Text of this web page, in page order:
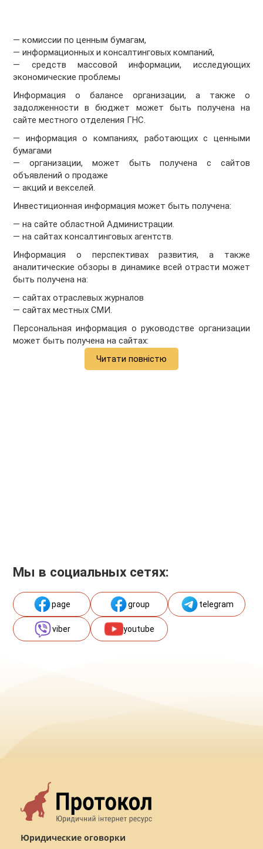
— комиссии по ценным бумагам,
— информационных и консалтинговых компаний,
— средств массовой информации, исследующих
экономические проблемы
Информация о балансе организации, а также о
задолженности в бюджет может быть получена на
сайте местного отделения ГНС.
— информация о компаниях, работающих с ценными
бумагами
— организации, может быть получена с сайтов
объявлений о продаже
— акций и векселей.
Инвестиционная информация может быть получена:
— на сайте областной Администрации.
— на сайтах консалтинговых агентств.
Информация о перспективах развития, а также
аналитические обзоры в динамике всей отрасти может
быть получена на:
— сайтах отраслевых журналов
— сайтах местных СМИ.
Персональная информация о руководстве организации
может быть получена на сайтах:
Читати повністю
Мы в социальных сетях:
page group telegram
viber youtube
Юридические оговорки